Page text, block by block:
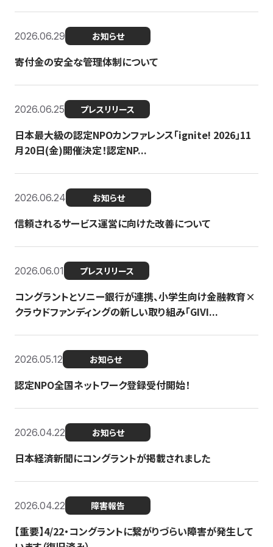
2026.06.29 お知らせ
寄付金の安全な管理体制について
2026.06.25 プレスリリース
日本最大級の認定NPOカンファレンス「ignite! 2026」11
月20日(金)開催決定！認定NP...
2026.06.24 お知らせ
信頼されるサービス運営に向けた改善について
2026.06.01 プレスリリース
コングラントとソニー銀行が連携、小学生向け金融教育×
クラウドファンディングの新しい取り組み「GIVI...
2026.05.12 お知らせ
認定NPO全国ネットワーク登録受付開始！
2026.04.22 お知らせ
日本経済新聞にコングラントが掲載されました
2026.04.22 障害報告
【重要】4/22・コングラントに繋がりづらい障害が発生して